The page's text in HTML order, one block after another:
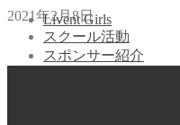
Livent Girls
スクール活動
スポンサー紹介
2021年2月8日